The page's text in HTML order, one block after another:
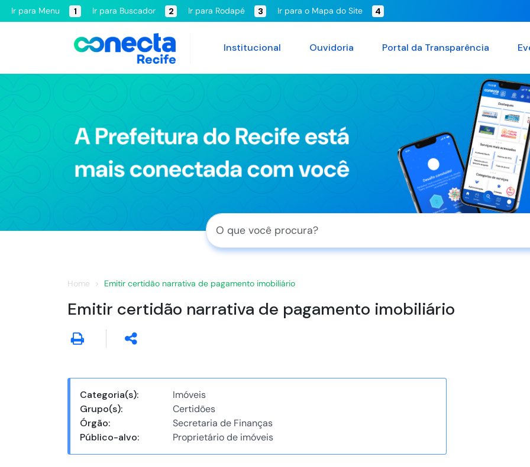
Ir para Menu 1 Ir para Buscador 2 Ir para Rodapé 3 Ir para o Mapa do Site 4
Institucional Ouvidoria Portal da Transparência
Home Emitir certidão narrativa de pagamento imobiliário
Emitir certidão narrativa de pagamento imobiliário
Categoria(s):
Imóveis
Grupo(s):
Certidões
Órgão:
Secretaria de Finanças
Público-alvo:
Proprietário de imóveis